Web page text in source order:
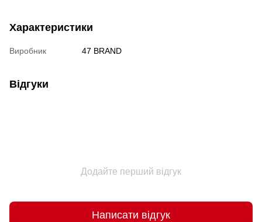
Характеристики
Виробник 47 BRAND
Відгуки
Додайте перший відгук
Написати відгук